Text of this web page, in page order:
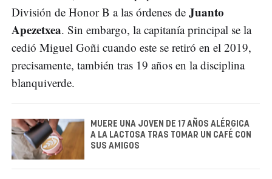
División de Honor B a las órdenes de Juanto
Apezetxea. Sin embargo, la capitanía principal se la
cedió Miguel Goñi cuando este se retiró en el 2019,
precisamente, también tras 19 años en la disciplina
blanquiverde.
MUERE UNA JOVEN DE 17 AÑOS ALÉRGICA
A LA LACTOSA TRAS TOMAR UN CAFÉ CON
SUS AMIGOS